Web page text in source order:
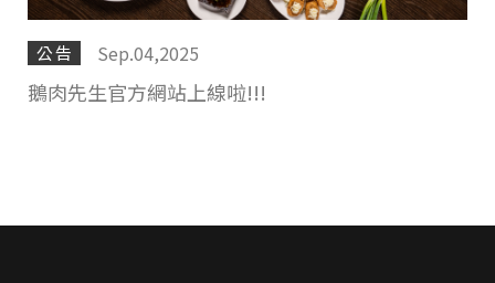
公告 Sep.04,2025
鵝肉先生官方網站上線啦!!!